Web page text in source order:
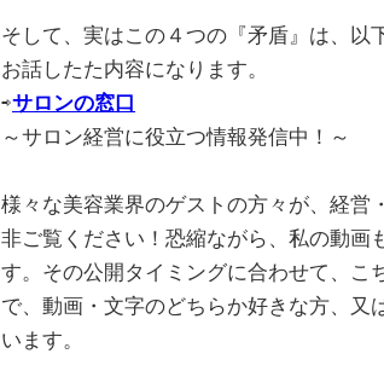
そして、実はこの４つの『矛盾』は、以
お話したた内容になります。
⇨サロンの窓口
～サロン経営に役立つ情報発信中！～
様々な美容業界のゲストの方々が、経営
非ご覧ください！恐縮ながら、私の動
す。その公開タイミングに合わせて、
で、動画・文字のどちらか好きな方、又
います。